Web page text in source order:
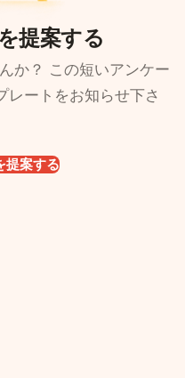
提案する
か？ この短いアンケー
レートをお知らせ下さ
提案する